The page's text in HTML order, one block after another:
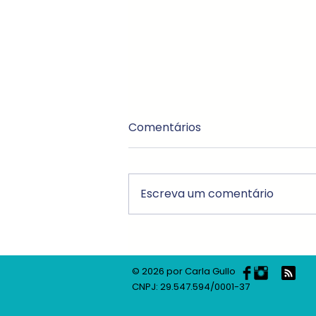
tocar um instrumento
musical?!
Comentários
Escreva um comentário
© 2026 por Carla Gullo
CNPJ: 29.547.594/0001-37